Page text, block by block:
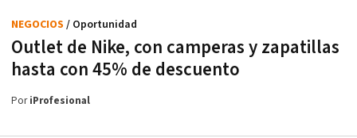
Outlet de Nike, con camperas y zapatillas
hasta con 45% de descuento
NEGOCIOS / Oportunidad
PoriProfesional